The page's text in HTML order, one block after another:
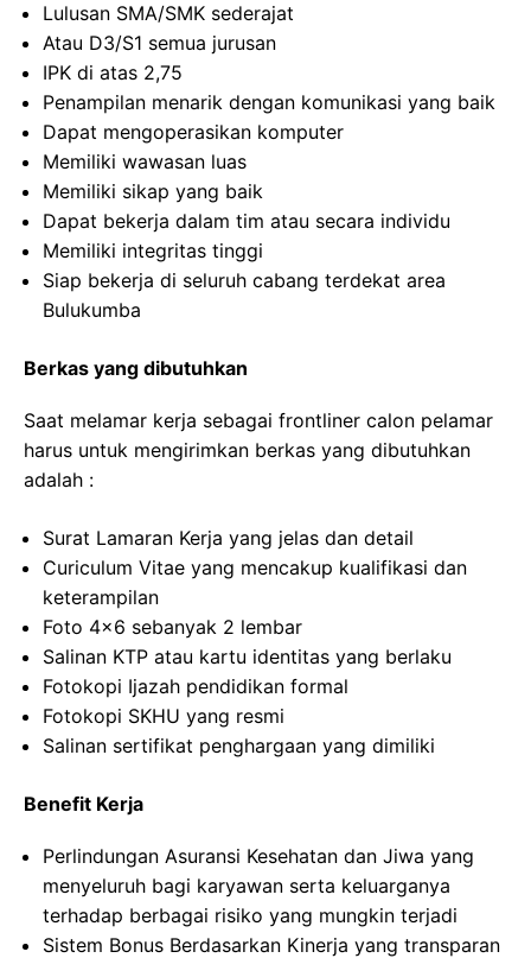
Lulusan SMA/SMK sederajat
Atau D3/S1 semua jurusan
IPK di atas 2,75
Penampilan menarik dengan komunikasi yang baik
Dapat mengoperasikan komputer
Memiliki wawasan luas
Memiliki sikap yang baik
Dapat bekerja dalam tim atau secara individu
Memiliki integritas tinggi
Siap bekerja di seluruh cabang terdekat area
Bulukumba
Berkas yang dibutuhkan
Saat melamar kerja sebagai frontliner calon pelamar
harus untuk mengirimkan berkas yang dibutuhkan
adalah :
Surat Lamaran Kerja yang jelas dan detail
Curiculum Vitae yang mencakup kualifikasi dan
keterampilan
Foto 4×6 sebanyak 2 lembar
Salinan KTP atau kartu identitas yang berlaku
Fotokopi Ijazah pendidikan formal
Fotokopi SKHU yang resmi
Salinan sertifikat penghargaan yang dimiliki
Benefit Kerja
Perlindungan Asuransi Kesehatan dan Jiwa yang
menyeluruh bagi karyawan serta keluarganya
terhadap berbagai risiko yang mungkin terjadi
Sistem Bonus Berdasarkan Kinerja yang transparan